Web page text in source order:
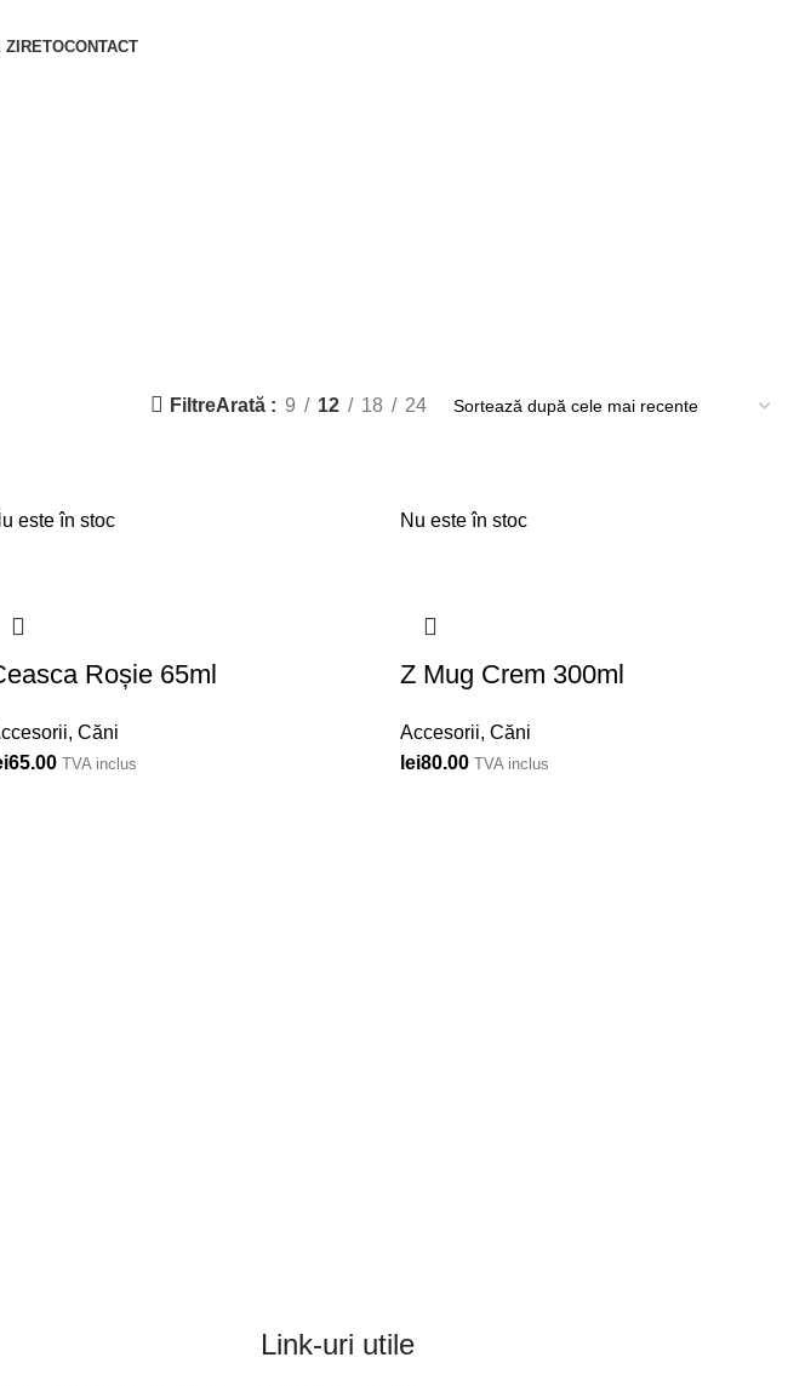
ZIRETOCONTACT
FiltreArată 9 12 18 24
este în stoc
Roșie 65ml
, Căni
65.00 TVA inclus
Nu este în stoc
Z Mug Crem 300ml
Accesorii, Căni
lei80.00 TVA inclus
Link-uri utile